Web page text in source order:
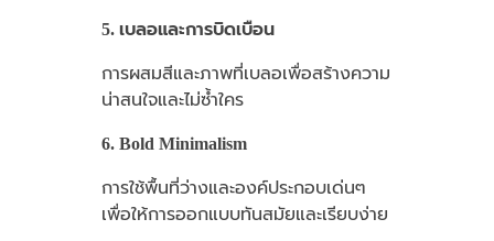
5. เบลอและการบิดเบือน
การผสมสีและภาพที่เบลอเพื่อสร้างความ
น่าสนใจและไม่ซ้ำใคร
6. Bold Minimalism
การใช้พื้นที่ว่างและองค์ประกอบเด่นๆ
เพื่อให้การออกแบบทันสมัยและเรียบง่าย